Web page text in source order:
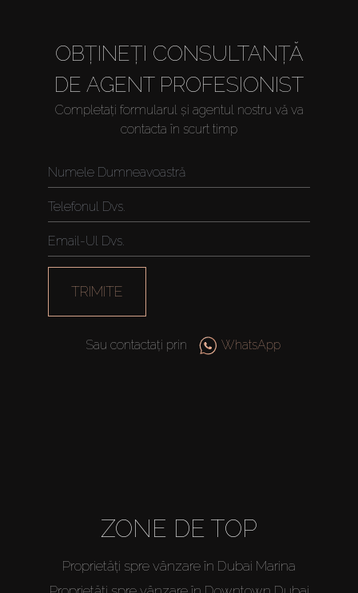
Închiriați
Vânzare
Off-Plan
OBȚINEȚI CONSULTANȚĂ
DE AGENT PROFESIONIST
Completați formularul și agentul nostru vă va
contacta în scurt timp
TRIMITE
Sau contactați prin WhatsApp
ZONE DE TOP
Proprietăți spre vânzare în Dubai Marina